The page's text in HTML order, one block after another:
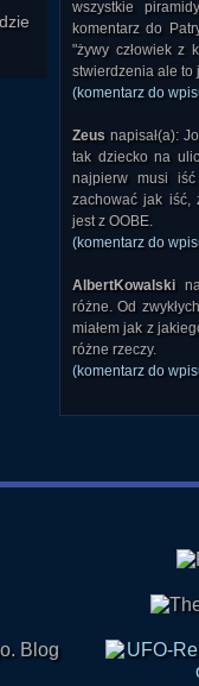
wszystkie
komentarz do
"żywy człowiek z
stwierdzenia ale to
(komentarz do
Zeus napisał(a):
tak dziecko na
najpierw musi
zachować jak iść,
jest z OOBE.
(komentarz do
AlbertKowalski
różne. Od
miałem jak z
różne rzeczy.
(komentarz do